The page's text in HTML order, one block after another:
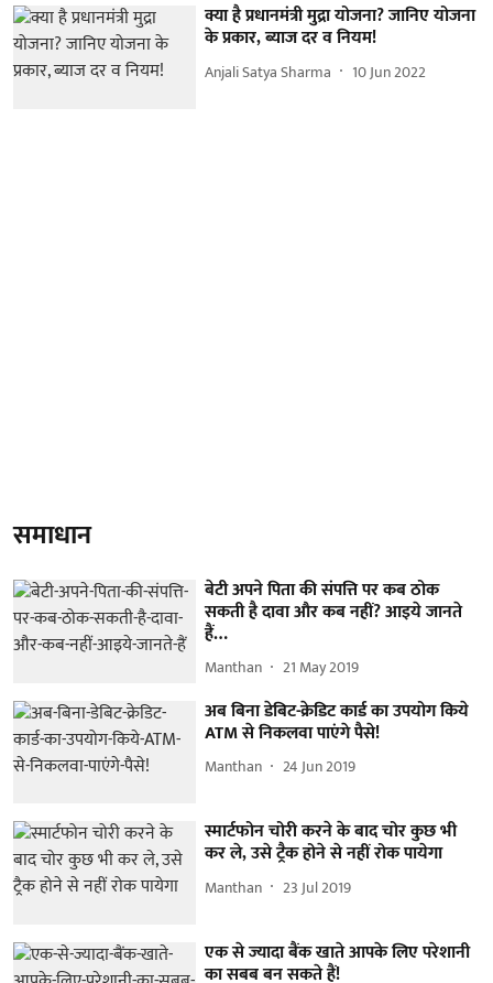
क्या है प्रधानमंत्री मुद्रा योजना? जानिए योजना
के प्रकार, ब्याज दर व नियम!
Anjali Satya Sharma 10 Jun 2022
समाधान
बेटी अपने पिता की संपत्ति पर कब ठोक
सकती है दावा और कब नहीं? आइये जानते
हैं…
Manthan 21 May 2019
अब बिना डेबिट-क्रेडिट कार्ड का उपयोग किये
ATM से निकलवा पाएंगे पैसे!
Manthan 24 Jun 2019
स्मार्टफोन चोरी करने के बाद चोर कुछ भी
कर ले, उसे ट्रैक होने से नहीं रोक पायेगा
Manthan 23 Jul 2019
एक से ज्यादा बैंक खाते आपके लिए परेशानी
का सबब बन सकते हैं!